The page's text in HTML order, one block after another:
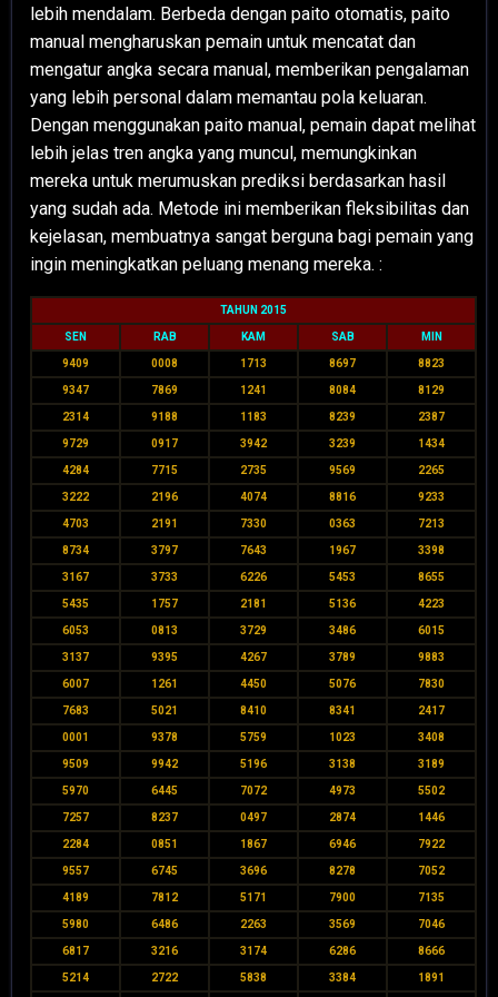
lebih mendalam. Berbeda dengan paito otomatis, paito
manual mengharuskan pemain untuk mencatat dan
mengatur angka secara manual, memberikan pengalaman
yang lebih personal dalam memantau pola keluaran.
Dengan menggunakan paito manual, pemain dapat melihat
lebih jelas tren angka yang muncul, memungkinkan
mereka untuk merumuskan prediksi berdasarkan hasil
yang sudah ada. Metode ini memberikan fleksibilitas dan
kejelasan, membuatnya sangat berguna bagi pemain yang
ingin meningkatkan peluang menang mereka. :
TAHUN 2015
SEN RAB KAM SAB MIN
9409 0008 1713 8697 8823
9347 7869 1241 8084 8129
2314 9188 1183 8239 2387
9729 0917 3942 3239 1434
4284 7715 2735 9569 2265
3222 2196 4074 8816 9233
4703 2191 7330 0363 7213
8734 3797 7643 1967 3398
3167 3733 6226 5453 8655
5435 1757 2181 5136 4223
6053 0813 3729 3486 6015
3137 9395 4267 3789 9883
6007 1261 4450 5076 7830
7683 5021 8410 8341 2417
0001 9378 5759 1023 3408
9509 9942 5196 3138 3189
5970 6445 7072 4973 5502
7257 8237 0497 2874 1446
2284 0851 1867 6946 7922
9557 6745 3696 8278 7052
4189 7812 5171 7900 7135
5980 6486 2263 3569 7046
6817 3216 3174 6286 8666
5214 2722 5838 3384 1891